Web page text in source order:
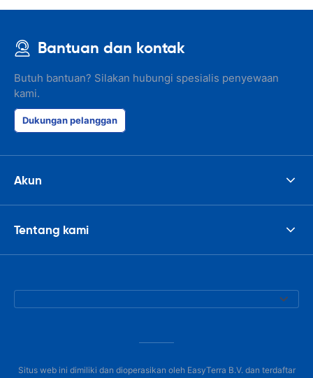
Bantuan dan kontak
Butuh bantuan? Silakan hubungi spesialis penyewaan
kami.
Dukungan pelanggan
Akun
Tentang kami
Situs web ini dimiliki dan dioperasikan oleh EasyTerra B.V. dan terdaftar